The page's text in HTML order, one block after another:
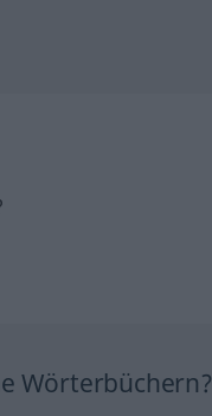
Wörterbüchern?